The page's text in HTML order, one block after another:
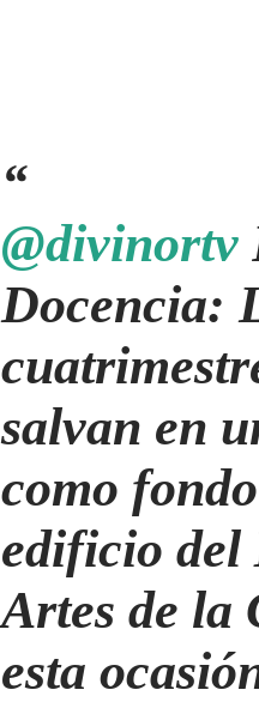
@divinortv
Docencia:
salvan en
como
edificio del
Artes de la
esta